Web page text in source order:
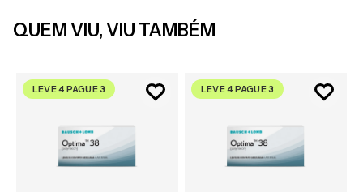
QUEM VIU, VIU TAMBÉM
LEVE 4 PAGUE 3 LEVE 4 PAGUE 3